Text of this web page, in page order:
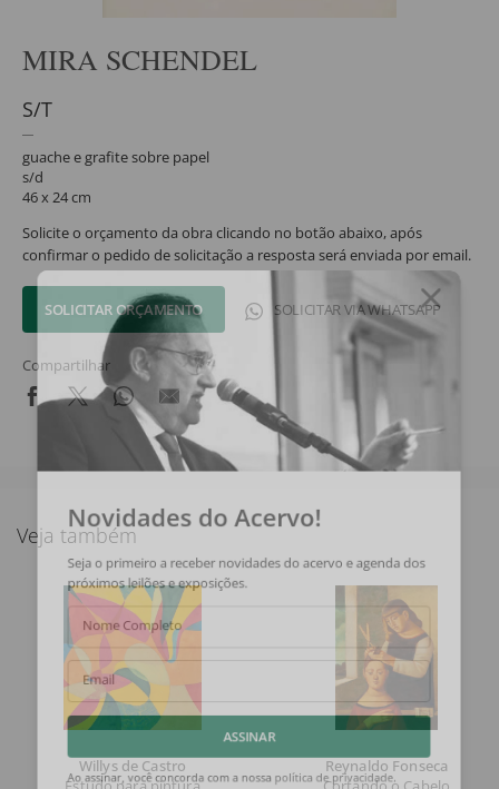
MIRA SCHENDEL
S/T
guache e grafite sobre papel
s/d
46 x 24 cm
Solicite o orçamento da obra clicando no botão abaixo, após
confirmar o pedido de solicitação a resposta será enviada por email.
SOLICITAR ORÇAMENTO SOLICITAR VIA WHATSAPP
Compartilhar
Veja também
Willys de Castro
Reynaldo Fonseca
Novidades do Acervo!
Seja o primeiro a receber novidades do acervo e agenda dos
próximos leilões e exposições.
Nome Completo
Email
ASSINAR